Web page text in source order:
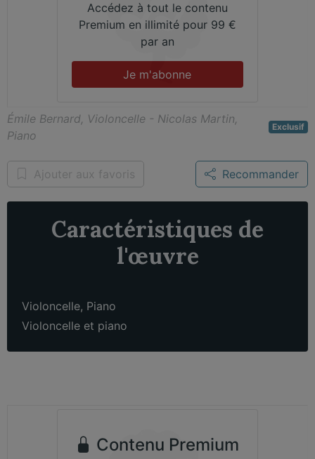
Accédez à tout le contenu
Premium en illimité pour 99 €
par an
Je m'abonne
Émile Bernard, Violoncelle - Nicolas Martin,
Piano
Exclusif
Ajouter aux favoris Recommander
Caractéristiques de
l'œuvre
Violoncelle, Piano
Violoncelle et piano
Contenu Premium